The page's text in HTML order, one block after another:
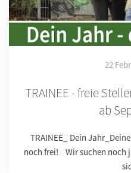
22
TRAINEE - freie
ab
TRAINEE_ Dein
noch frei! Wir suchen noch